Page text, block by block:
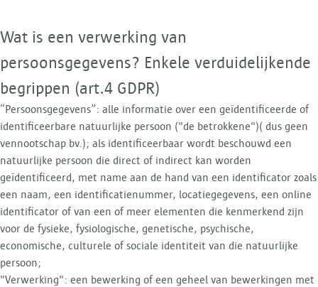
Wat is een verwerking van
persoonsgegevens? Enkele verduidelijkende
begrippen (art.4 GDPR)
“Persoonsgegevens”: alle informatie over een geïdentificeerde of
identificeerbare natuurlijke persoon ("de betrokkene")( dus geen
vennootschap bv.); als identificeerbaar wordt beschouwd een
natuurlijke persoon die direct of indirect kan worden
geïdentificeerd, met name aan de hand van een identificator zoals
een naam, een identificatienummer, locatiegegevens, een online
identificator of van een of meer elementen die kenmerkend zijn
voor de fysieke, fysiologische, genetische, psychische,
economische, culturele of sociale identiteit van die natuurlijke
persoon;
"Verwerking": een bewerking of een geheel van bewerkingen met